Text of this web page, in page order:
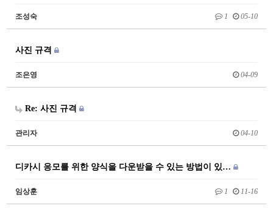
조성숙 1 05-10
사진 규격
조은영 04-09
Re: 사진 규격
관리자 04-10
디카시 응모를 위한 양식을 다운받을 수 있는 방법이 있…
임상훈 1 11-16